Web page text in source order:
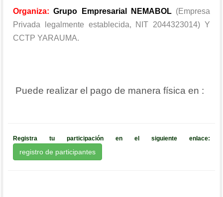
Organiza:Grupo Empresarial NEMABOL(Empresa
Privada legalmente establecida, NIT 2044323014) Y
CCTP YARAUMA.
Puede realizar el pago de manera física en :
Registra tu participación en el siguiente enlace:
registro de participantes